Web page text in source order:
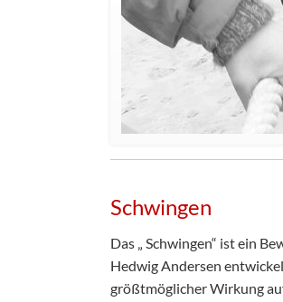
Schwingen
Das „ Schwingen“ ist ein
Hedwig Andersen
größtmöglicher Wirkung